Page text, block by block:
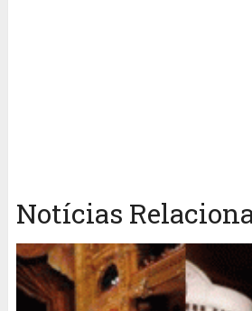
Notícias